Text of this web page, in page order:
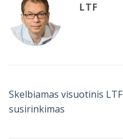
LTF
Skelbiamas visuotinis LTF
susirinkimas